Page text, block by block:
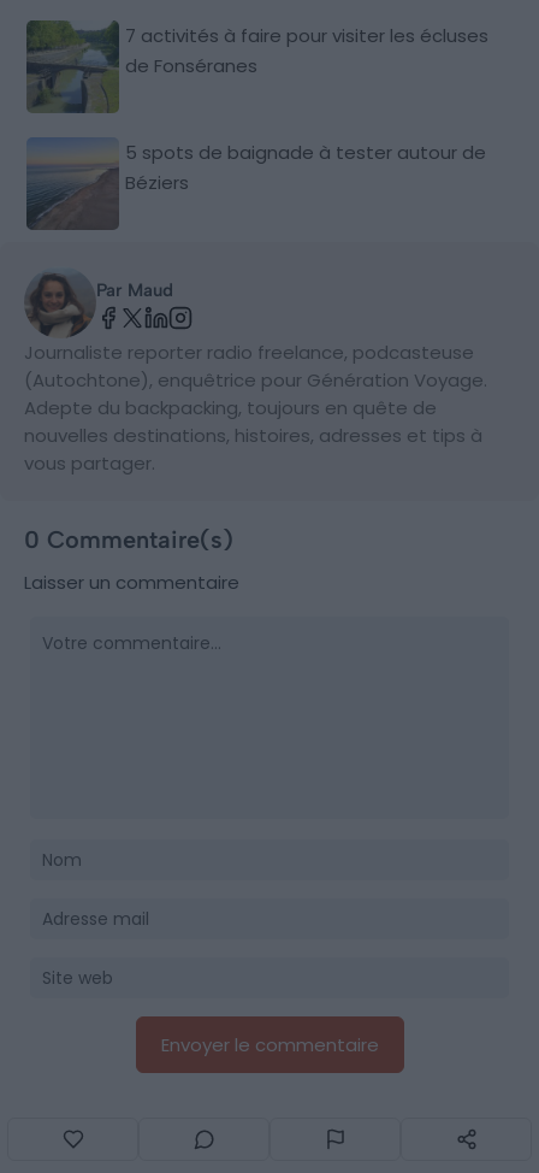
7 activités à faire pour visiter les écluses
de Fonséranes
5 spots de baignade à tester autour de
Béziers
Par Maud
Journaliste reporter radio freelance, podcasteuse
(Autochtone), enquêtrice pour Génération Voyage.
Adepte du backpacking, toujours en quête de
nouvelles destinations, histoires, adresses et tips à
vous partager.
0 Commentaire(s)
Laisser un commentaire